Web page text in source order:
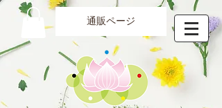
通販ページ